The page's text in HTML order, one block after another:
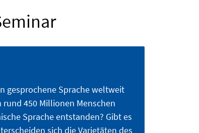
gesprochene Sprache weltweit
450 Millionen Menschen
Sprache entstanden? Gibt es
sich die Varietäten des